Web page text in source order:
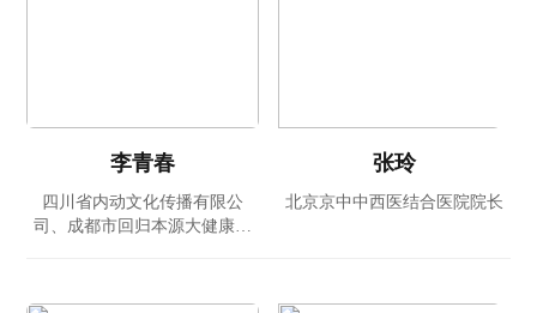
李青春
四川省内动文化传播有限公
司、成都市回归本源大健康管
张玲
北京京中中西医结合医院院长